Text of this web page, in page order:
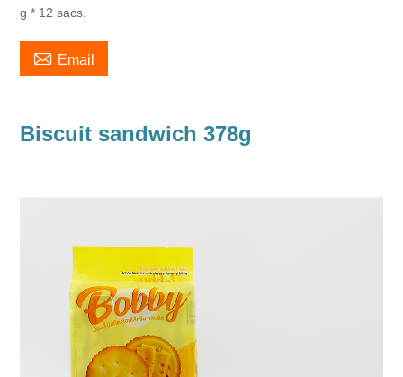
g * 12 sacs.
 Email
Biscuit sandwich 378g